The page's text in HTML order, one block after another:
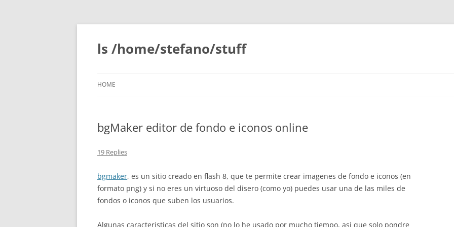
Skip
content
ls /home/stefano/stuff
HOME
bgMaker editor de fondo e iconos online
19 Replies
bgmaker, es un sitio creado en flash 8, que te permite crear imagenes de fondo e iconos (en
formato png) y si no eres un virtuoso del disero (como yo) puedes usar una de las miles de
fondos o iconos que suben los usuarios.
Algunas caracteristicas del sitio son (no lo he usado por mucho tiempo, asi que solo pondre